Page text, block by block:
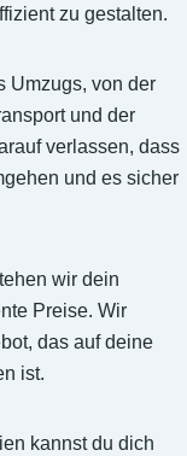
zu gestalten.
Umzugs, von der
und der
verlassen, dass
und es sicher
wir dein
Preise. Wir
das auf deine
ist.
kannst du dich